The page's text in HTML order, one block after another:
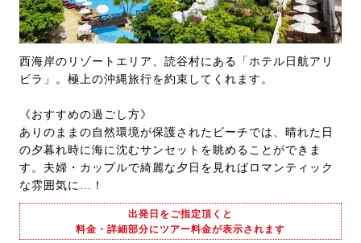
西海岸のリゾートエリア、読谷村にある「ホテル日航アリ
ビラ」。極上の沖縄旅行を約束してくれます。
《おすすめの過ごし方》
ありのままの自然環境が保護されたビーチでは、晴れた日
の夕暮れ時に海に沈むサンセットを眺めることができま
す。夫婦・カップルで綺麗な夕日を見ればロマンティック
な雰囲気に…！
出発日をご指定頂くと
料金・詳細部分にツアー料金が表示されます